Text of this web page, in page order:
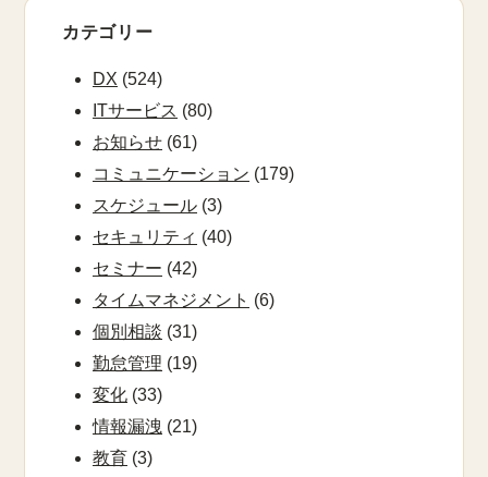
カテゴリー
DX (524)
ITサービス (80)
お知らせ (61)
コミュニケーション (179)
スケジュール (3)
セキュリティ (40)
セミナー (42)
タイムマネジメント (6)
個別相談 (31)
勤怠管理 (19)
変化 (33)
情報漏洩 (21)
教育 (3)